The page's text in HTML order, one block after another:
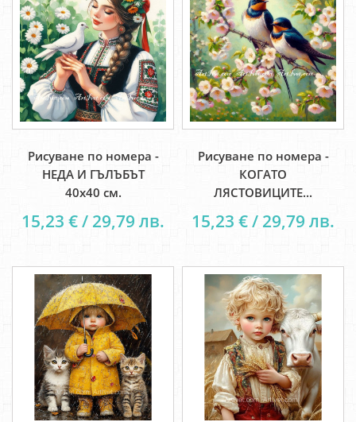
Рисуване по номера -
НЕДА И ГЪЛЪБЪТ
40х40 см.
15,23 € / 29,79 лв.
Рисуване по номера -
КОГАТО
ЛЯСТОВИЦИТЕ...
15,23 € / 29,79 лв.